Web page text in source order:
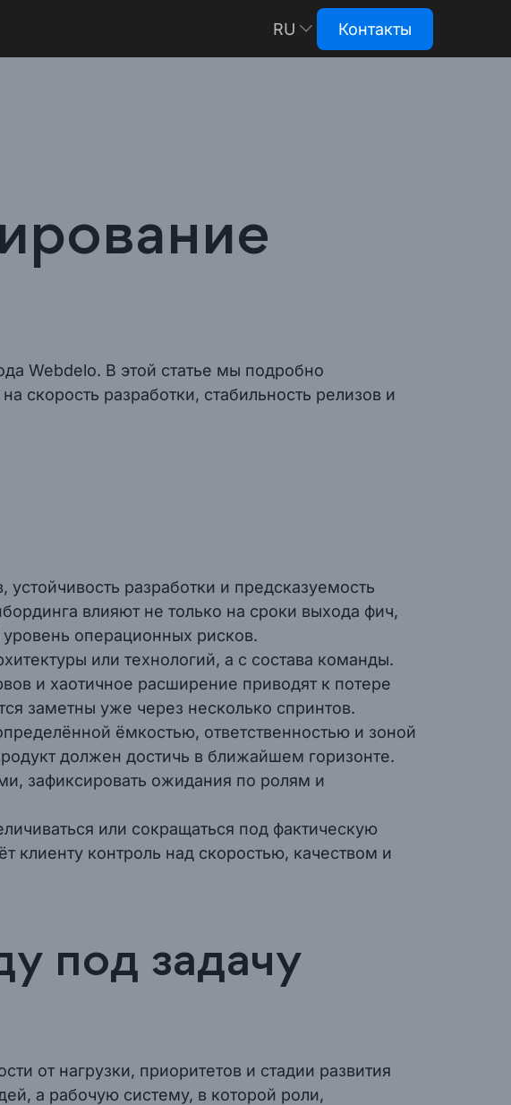
RU
EN
Контакты
Webdelo. В этой статье мы подробно
скорость разработки, стабильность релизов и
разработки и предсказуемость
влияют не только на сроки выхода фич,
операционных рисков.
или технологий, а с состава команды.
и хаотичное расширение приводят к потере
заметны уже через несколько спринтов.
ёмкостью, ответственностью и зоной
должен достичь в ближайшем горизонте.
зафиксировать ожидания по ролям и
или сокращаться под фактическую
клиенту контроль над скоростью, качеством и
под задачу
от нагрузки, приоритетов и стадии развития
а рабочую систему, в которой роли,